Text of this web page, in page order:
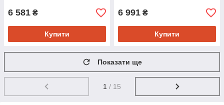
6 581 ₴
Купити
6 991 ₴
Купити
Показати ще
1 / 15